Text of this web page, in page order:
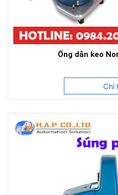
Ống dẫn keo
Chi